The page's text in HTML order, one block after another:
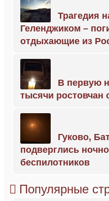
Трагедия
Геленджиком –
отдыхающие из
В первую
тысячи ростовчан
Гуково,
подверглись
беспилотников
Популярные